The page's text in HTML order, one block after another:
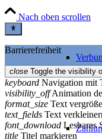
Nach oben scrollen
Barrierefreiheit
close Toggle the visibility
keyboard Navigation mit
visibility_off Animation
format_size Text
text_fields Text
font_download Lesbares
title Titel markieren